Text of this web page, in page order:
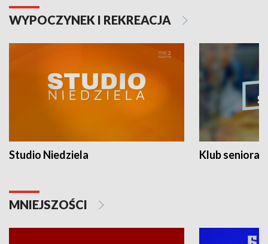
WYPOCZYNEK I REKREACJA
Studio Niedziela Klub seniora
MNIEJSZOŚCI